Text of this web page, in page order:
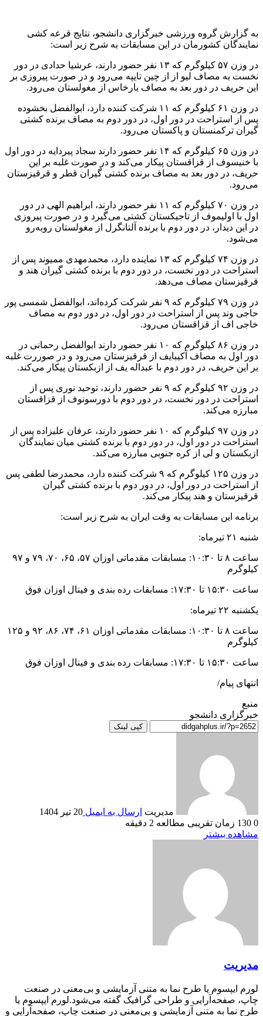
به گزارش گروه ورزشی خبرگزاری دانشجو، نتایج قرعه کشی
نمایندگان کشورمان در این مسابقات به شرح زیر است:
در وزن ۵۷ کیلوگرم که ۱۳ نفر حضور دارند، عرشیا حدادی در دور
نخست به مصاف لیو از از چین تایپه می‌رود و در صورت پیروزی بر
این حریف در دور بعد به مصاف بارخاس از مغولستان می‌رود.
در وزن ۶۱ کیلوگرم که ۱۱ شرکت کننده دارد، ابوالفضل بخشوده
پس از استراحت در دور اول، در دور دوم به مصاف برنده کشتی
گیران ترکمنستان و پاکستان می‌رود.
در وزن ۶۵ کیلوگرم که ۱۴ نفر حضور دارند سجاد پیردایه در دور اول
با خنیسوف از قزاقستان پیکار می‌کند و در صورت غلبه بر این
حریف، در دور بعد به مصاف برنده کشتی گیران قطر و قرقیزستان
می‌رود.
در وزن ۷۰ کیلوگرم که ۱۱ نفر حضور دارند، ابراهیم الهی در دور
اول با اولیموف از تاجیکستان کشتی می‌گیرد و در صورت پیروزی
در این دیدار، در دور دوم با برنده آلتانگرل از مغولستان رو‌به‌رو
می‌شود.
در وزن ۷۴ کیلوگرم که ۱۳ نماینده دارد، محمدمهدی ممیوند پس از
استراحت در دور نخست، در دور دوم با برنده کشتی گیران هند و
قرقیزستان مصاف می‌دهد.
در وزن ۷۹ کیلوگرم که ۹ نفر شرکت کرده‌اند، ابوالفضل شمسی پور
حاجی وند پس از استراحت در دور اول، در دور دوم به مصاف
خاجی اف از قزاقستان می‌رود.
در وزن ۸۶ کیلوگرم که ۱۰ نفر حضور دارند ابوالفضل رحمانی در
دور اول به مصاف آکیبایف از قرقیزستان می‌رود و در صوررت غلبه
بر این حریف، در دور دوم با عبداله یف از ازبکستان پیکار می‌کند.
در وزن ۹۲ کیلوگرم که ۹ نفر حضور دارند، توحید نوری پس از
استراحت در دور نخست، در دور دوم با دورسونوف از قزاقستان
مبارزه می‌کند.
در وزن ۹۷ کیلوگرم که ۱۰ نفر حضور دارند، عرفان علیزاده پس از
استراحت در دور اول، در دور دوم با برنده کشتی میان نمایندگان
ازبکستان و لی از کره جنوبی مبارزه می‌کند.
در وزن ۱۲۵ کیلوگرم که ۹ شرکت کننده دارد، محمدرضا لطفی پس
از استراحت در دور اول، در دور دوم با برنده کشتی گیران
قرقیزستان و هند پیکار می‌کند.
برنامه این مسابقات به وقت ایران به شرح زیر است:
شنبه ۲۱ تیرماه:
ساعت ۸ تا ۱۰:۳۰: مسابقات مقدماتی اوزان ۵۷، ۶۵، ۷۰، ۷۹ و ۹۷
کیلوگرم
ساعت ۱۵:۳۰ تا ۱۷:۳۰: مسابقات رده بندی و فینال اوزان فوق
یکشنبه ۲۲ تیرماه:
ساعت ۸ تا ۱۰:۳۰: مسابقات مقدماتی اوزان ۶۱، ۷۴، ۸۶، ۹۲ و ۱۲۵
کیلوگرم
ساعت ۱۵:۳۰ تا ۱۷:۳۰: مسابقات رده بندی و فینال اوزان فوق
انتهای پیام/
منبع
خبرگزاری دانشجو
کپی لینک
مدیریت ارسال به ایمیل 20 تیر 1404
0
زمان تقریبی مطالعه 2 دقیقه
مشاهده بیشتر
مدیریت
لورم ایپسوم یا طرح‌ نما به متنی آزمایشی و بی‌معنی در صنعت
چاپ، صفحه‌آرایی و طراحی گرافیک گفته می‌شود.لورم ایپسوم یا
طرح‌ نما به متنی آزمایشی و بی‌معنی در صنعت چاپ، صفحه‌آرایی و